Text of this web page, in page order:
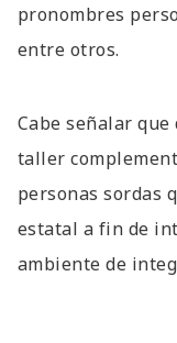
pronombres
entre otros.
Cabe señalar
taller
personas sordas
estatal a fin de
ambiente de